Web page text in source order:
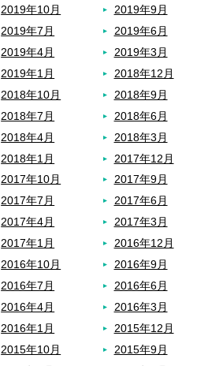
2019年10月
2019年9月
2019年7月
2019年6月
2019年4月
2019年3月
2019年1月
2018年12月
2018年10月
2018年9月
2018年7月
2018年6月
2018年4月
2018年3月
2018年1月
2017年12月
2017年10月
2017年9月
2017年7月
2017年6月
2017年4月
2017年3月
2017年1月
2016年12月
2016年10月
2016年9月
2016年7月
2016年6月
2016年4月
2016年3月
2016年1月
2015年12月
2015年10月
2015年9月